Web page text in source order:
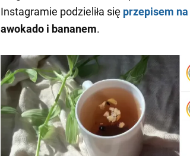
Instagramie podzieliła się przepisem na
awokado i bananem.